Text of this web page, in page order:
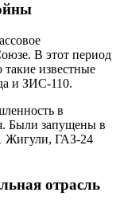
В этот период
известные
и ЗИС-110.
в
Были запущены в
Жигули, ГАЗ-24
отрасль